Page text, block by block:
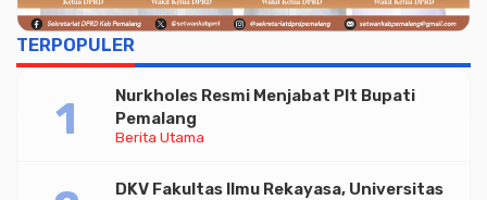
TERPOPULER
Berita Utama
Nurkholes Resmi Menjabat Plt Bupati
Pemalang
DKV Fakultas Ilmu Rekayasa, Universitas